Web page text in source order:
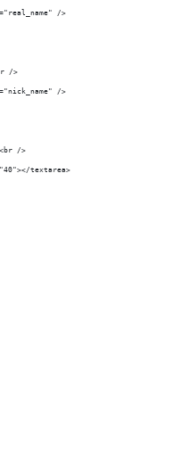
/>
/>
/>
/>
textarea>